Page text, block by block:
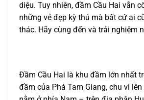
diệu. Tuy nhiên, đầm Cầu Hai vẫn
những vẻ đẹp kỳ thú mà bất cứ ai
thác. Hãy cùng đến và trải nghiệm
Đầm Cầu Hai là khu đầm lớn nhất
đầm của Phá Tam Giang, chu vi